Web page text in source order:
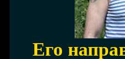
Его